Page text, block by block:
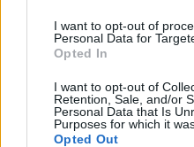
I want to opt-out of
Personal Data for
Opted In
I want to opt-out of
Retention, Sale, and/or
Personal Data that Is
Purposes for which it
Opted Out
ΔΕΙΤΕ ΕΠΙΣΗΣ
ΣΤΗΝ ΙΔΙΑ